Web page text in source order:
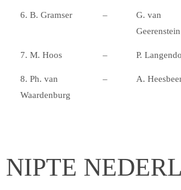
6. B. Gramser –
G. van
Geerenstein
7. M. Hoos – P.
8. Ph. van
Waardenburg
– A.
NIPTE